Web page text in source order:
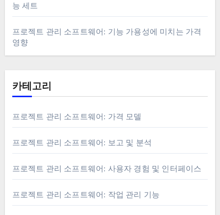
능 세트
프로젝트 관리 소프트웨어: 기능 가용성에 미치는 가격
영향
카테고리
프로젝트 관리 소프트웨어: 가격 모델
프로젝트 관리 소프트웨어: 보고 및 분석
프로젝트 관리 소프트웨어: 사용자 경험 및 인터페이스
프로젝트 관리 소프트웨어: 작업 관리 기능